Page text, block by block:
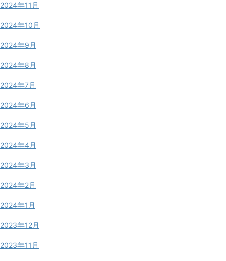
2024年11月
2024年10月
2024年9月
2024年8月
2024年7月
2024年6月
2024年5月
2024年4月
2024年3月
2024年2月
2024年1月
2023年12月
2023年11月